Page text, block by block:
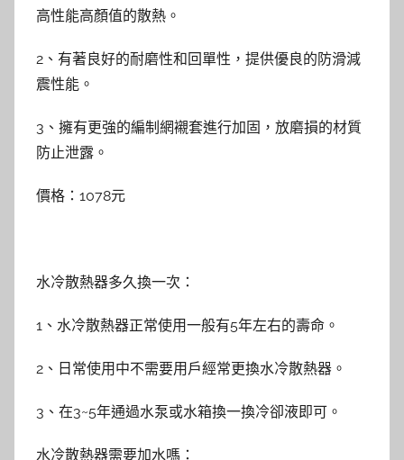
高性能高顏值的散熱。
2、有著良好的耐磨性和回單性，提供優良的防滑減
震性能。
3、擁有更強的編制網襯套進行加固，放磨損的材質
防止泄露。
價格：1078元
水冷散熱器多久換一次：
1、水冷散熱器正常使用一般有5年左右的壽命。
2、日常使用中不需要用戶經常更換水冷散熱器。
3、在3~5年通過水泵或水箱換一換冷卻液即可。
水冷散熱器需要加水嗎：